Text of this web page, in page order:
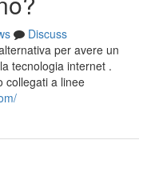
Discuss
per avere un
tecnologia internet .
collegati a linee